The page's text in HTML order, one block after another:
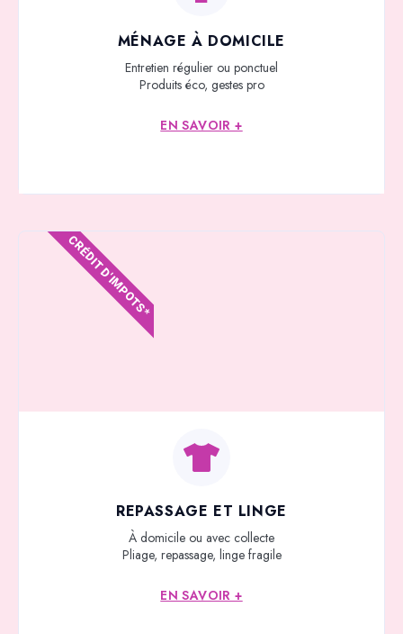
MÉNAGE À DOMICILE
Entretien régulier ou ponctuel
Produits éco, gestes pro
EN SAVOIR +
REPASSAGE ET LINGE
À domicile ou avec collecte
Pliage, repassage, linge fragile
EN SAVOIR +
CRÉDIT D'IMPOTS*